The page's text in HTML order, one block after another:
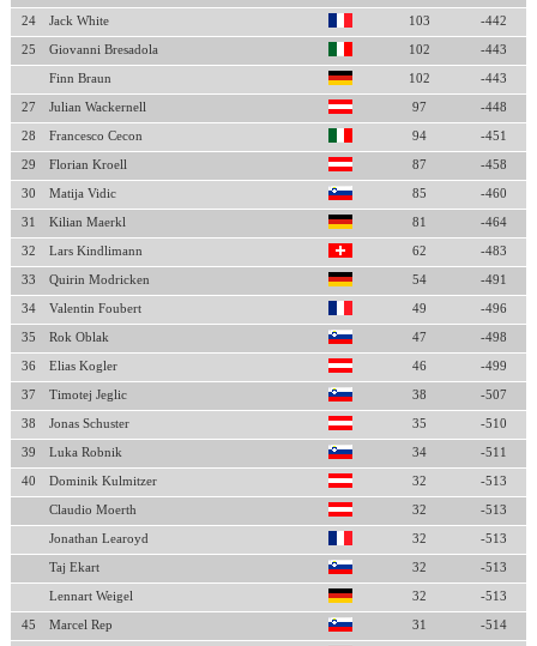
24 Jack White 103 -442
25 Giovanni Bresadola 102 -443
Finn Braun 102 -443
27 Julian Wackernell 97 -448
28 Francesco Cecon 94 -451
29 Florian Kroell 87 -458
30 Matija Vidic 85 -460
31 Kilian Maerkl 81 -464
32 Lars Kindlimann 62 -483
33 Quirin Modricken 54 -491
34 Valentin Foubert 49 -496
35 Rok Oblak 47 -498
36 Elias Kogler 46 -499
37 Timotej Jeglic 38 -507
38 Jonas Schuster 35 -510
39 Luka Robnik 34 -511
40 Dominik Kulmitzer 32 -513
Claudio Moerth 32 -513
Jonathan Learoyd 32 -513
Taj Ekart 32 -513
Lennart Weigel 32 -513
45 Marcel Rep 31 -514